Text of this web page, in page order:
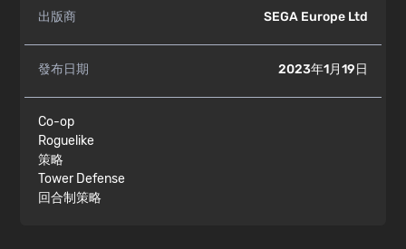
出版商 SEGA Europe Ltd
發布日期 2023年1月19日
Co-op
Roguelike
策略
Tower Defense
回合制策略